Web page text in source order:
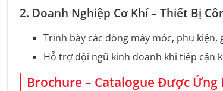
2. Doanh Nghiệp Cơ Khí – Thiết Bị
Trình bày các dòng máy móc, phụ kiện,
Hỗ trợ đội ngũ kinh doanh khi tiếp cận
Brochure – Catalogue Được Ứng